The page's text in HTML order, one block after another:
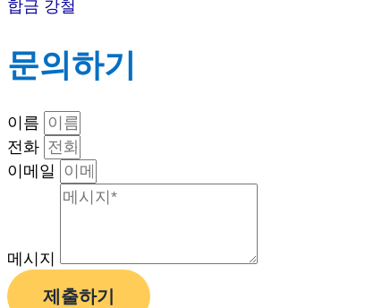
합금 강철
문의하기
이름
전화
이메일
메시지
제출하기